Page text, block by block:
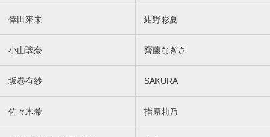
倖田來未 紺野彩夏
小山璃奈 齊藤なぎさ
坂巻有紗 SAKURA
佐々木希 指原莉乃